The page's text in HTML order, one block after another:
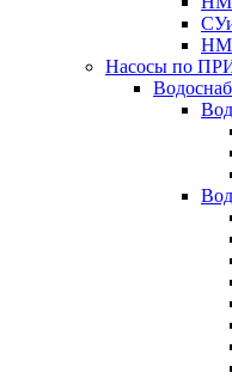
Насосы по